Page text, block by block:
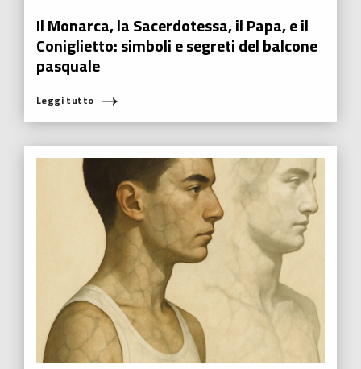
Il Monarca, la Sacerdotessa, il Papa, e il
Coniglietto: simboli e segreti del balcone
pasquale
Leggi tutto